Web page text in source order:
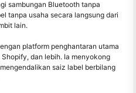
sambungan Bluetooth tanpa
tanpa usaha secara langsung dari
lain.
platform penghantaran utama
dan lebih. Ia menyokong
saiz label berbilang